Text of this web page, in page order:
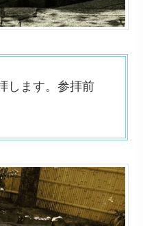
します。参拝前